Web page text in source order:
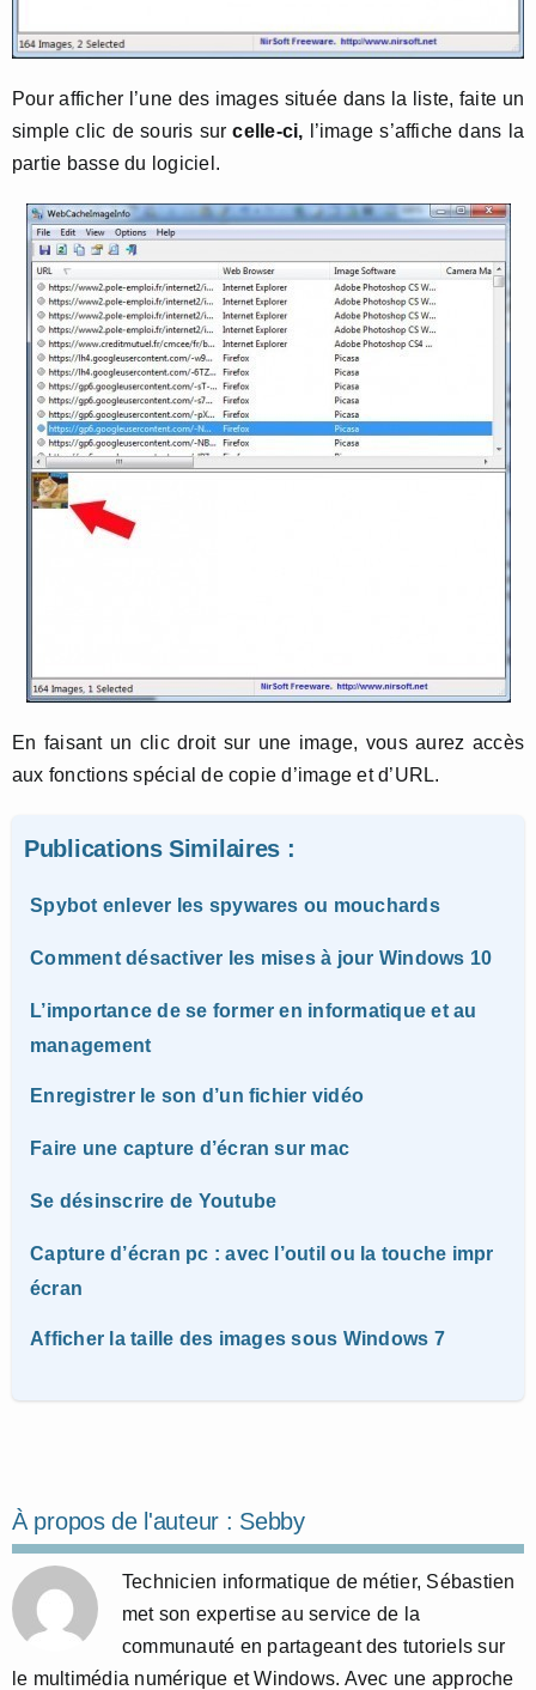
Pour afficher l’une des images située dans la liste, faite un
simple clic de souris surcelle-ci, l’image s’affiche dans la
partie basse du logiciel.
En faisant un clic droit sur une image, vous aurez accès
aux fonctions spécial de copie d’image et d’URL.
Publications Similaires :
Spybot enlever les spywares ou mouchards
Comment désactiver les mises à jour Windows 10
L’importance de se former en informatique et au
management
Enregistrer le son d’un fichier vidéo
Faire une capture d’écran sur mac
Se désinscrire de Youtube
Capture d’écran pc : avec l’outil ou la touche impr
écran
Afficher la taille des images sous Windows 7
À propos de l'auteur : Sebby
Technicien informatique de métier, Sébastien
met son expertise au service de la
communauté en partageant des tutoriels sur
le multimédia numérique et Windows. Avec une approche